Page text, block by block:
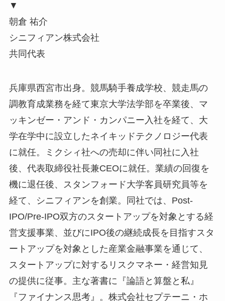
▼
朝倉 祐介
シニフィアン株式会社
共同代表
兵庫県西宮市出身。競馬騎手養成学校、競走馬の
調教育成業務を経て東京大学法学部を卒業後、マ
ッキンゼー・アンド・カンパニー入社を経て、大
学在学中に設立したネイキッドテクノロジー代表
に就任。ミクシィ社への売却に伴い同社に入社
後、代表取締役社長兼CEOに就任。業績の回復を
機に退任後、スタンフォード大学客員研究員等を
経て、シニフィアンを創業。同社では、Post-
IPO/Pre-IPO双方のスタートアップを対象とする経
営支援事業、並びにIPO後の継続成長を目指すスタ
ートアップを対象とした産業金融事業を通じて、
スタートアップに対するリスクマネー・経営知見
の提供に従事。主な著書に『論語と算盤と私』
『ファイナンス思考』。株式会社セプテーニ・ホ